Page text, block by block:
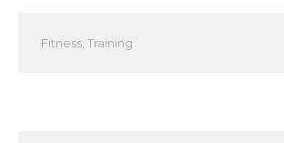
Fitness Training